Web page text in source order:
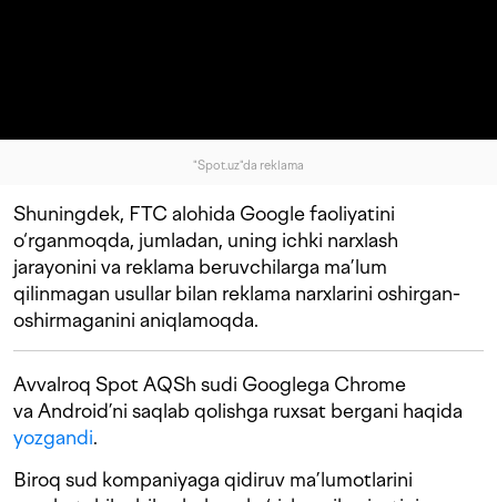
"Spot.uz"da reklama
Shuningdek, FTC alohida Google faoliyatini
o‘rganmoqda, jumladan, uning ichki narxlash
jarayonini va reklama beruvchilarga ma’lum
qilinmagan usullar bilan reklama narxlarini oshirgan-
oshirmaganini aniqlamoqda.
Avvalroq Spot AQSh sudi Googlega Chrome
va Android’ni saqlab qolishga ruxsat bergani haqida
yozgandi.
Biroq sud kompaniyaga qidiruv ma’lumotlarini